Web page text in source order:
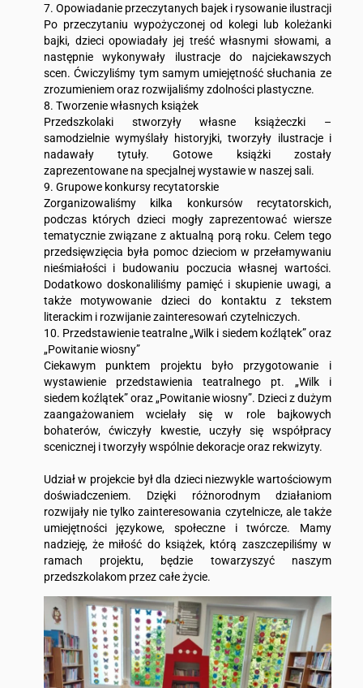
7. Opowiadanie przeczytanych bajek i rysowanie ilustracji
Po przeczytaniu wypożyczonej od kolegi lub koleżanki
bajki, dzieci opowiadały jej treść własnymi słowami, a
następnie wykonywały ilustracje do najciekawszych
scen. Ćwiczyliśmy tym samym umiejętność słuchania ze
zrozumieniem oraz rozwijaliśmy zdolności plastyczne.
8. Tworzenie własnych książek
Przedszkolaki stworzyły własne książeczki –
samodzielnie wymyślały historyjki, tworzyły ilustracje i
nadawały tytuły. Gotowe książki zostały
zaprezentowane na specjalnej wystawie w naszej sali.
9. Grupowe konkursy recytatorskie
Zorganizowaliśmy kilka konkursów recytatorskich,
podczas których dzieci mogły zaprezentować wiersze
tematycznie związane z aktualną porą roku. Celem tego
przedsięwzięcia była pomoc dzieciom w przełamywaniu
nieśmiałości i budowaniu poczucia własnej wartości.
Dodatkowo doskonaliliśmy pamięć i skupienie uwagi, a
także motywowanie dzieci do kontaktu z tekstem
literackim i rozwijanie zainteresowań czytelniczych.
10. Przedstawienie teatralne „Wilk i siedem koźlątek” oraz
„Powitanie wiosny”
Ciekawym punktem projektu było przygotowanie i
wystawienie przedstawienia teatralnego pt. „Wilk i
siedem koźlątek” oraz „Powitanie wiosny”. Dzieci z dużym
zaangażowaniem wcielały się w role bajkowych
bohaterów, ćwiczyły kwestie, uczyły się współpracy
scenicznej i tworzyły wspólnie dekoracje oraz rekwizyty.
Udział w projekcie był dla dzieci niezwykle wartościowym
doświadczeniem. Dzięki różnorodnym działaniom
rozwijały nie tylko zainteresowania czytelnicze, ale także
umiejętności językowe, społeczne i twórcze. Mamy
nadzieję, że miłość do książek, którą zaszczepiliśmy w
ramach projektu, będzie towarzyszyć naszym
przedszkolakom przez całe życie.